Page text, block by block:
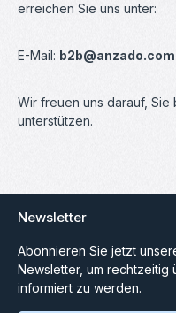
erreichen Sie uns unter:
E-Mail: b2b@anzado.com
Wir freuen uns darauf, Sie
unterstützen.
Newsletter
Abonnieren Sie jetzt
Newsletter, um
informiert zu werden.